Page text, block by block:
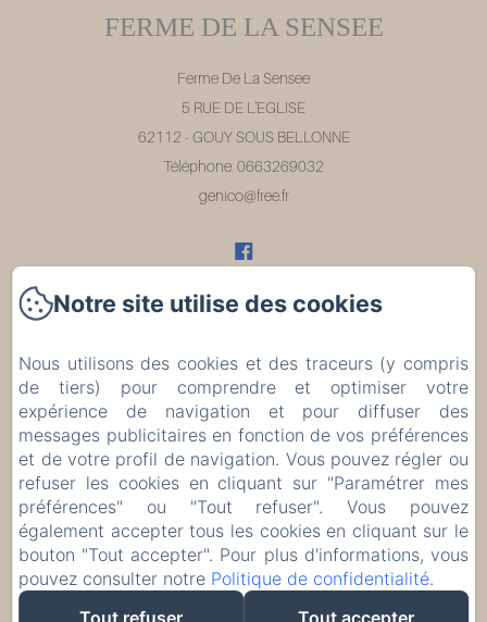
FERME DE LA SENSEE
Ferme De La Sensee
5 RUE DE L'EGLISE
62112 - GOUY SOUS BELLONNE
Téléphone: 0663269032
genico@free.fr
Chambres
Les environs
Évènements
Contact
Notre site utilise des cookies
Nous utilisons des cookies et des traceurs (y compris
de tiers) pour comprendre et optimiser votre
expérience de navigation et pour diffuser des
messages publicitaires en fonction de vos préférences
et de votre profil de navigation. Vous pouvez régler ou
refuser les cookies en cliquant sur "Paramétrer mes
préférences" ou "Tout refuser". Vous pouvez
également accepter tous les cookies en cliquant sur le
bouton "Tout accepter". Pour plus d'informations, vous
pouvez consulter notre Politique de confidentialité.
Tout refuser
Tout accepter